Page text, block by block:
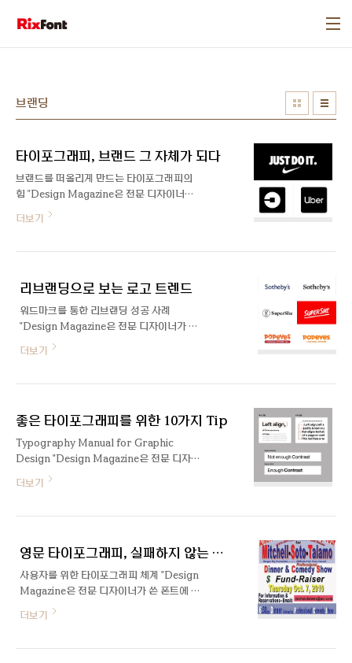
브랜딩
타이포그래피, 브랜드 그 자체가 되다
브랜드를 떠올리게 만드는 타이포그래피의
힘 "Design Magazine은 전문 디자이너가
쓴 폰트에 대한 글을 공유하는 공간입니다"
타이포그래피Typography는 브랜드 아이
랜드들이 각자의 브랜드 성향을 잘 나타낼 수
있는 브랜드 서체 개발에 뛰어들고 있는 것이
브랜드 이미지를 구축한 사례들을 보여드리
고자 합니다. Nike 나이키 가장 성공적인 브
것입니다. 변변한 상점 하나 없이 시작해 이
뒤에 숨은 공로자, Futura 폰트를 소개합니
다. Futu..
더보기
리브랜딩으로 보는 로고 트렌드
워드마크를 통한 리브랜딩 성공 사례
"Design Magazine은 전문 디자이너가 쓴
폰트에 대한 글을 공유하는 공간입니다" 기
업 혹은 브랜드가 빠르게 성장하게 되면 이전
티티를 개발하는 과정을 바로 리브랜딩
업이나 브랜드의 리브랜딩은 매우 큰 비용이
발생하고, 프로젝트의 방향성이 잘못될 경우
기존 브랜드의 팬층이 혼란을 겪거나 거부할
는 작업이기도 합니다. 오늘은 기업과 브랜드
플랫폼인 BrandNew에서 좋은 평가를 받
았던 케이스 12개를 통해 최..
더보기
좋은 타이포그래피를 위한 10가지 Tip
Typography Manual for Graphic
Design "Design Magazine은 전문 디자
이너가 쓴 폰트에 대한 글을 공유하는 공간입
니다" 본글은 유명 디자인 채널인 The
였습니다. 1. 좌측 정렬하기 영문은 정말 특
별한 경우가 아니라면 좌측 정렬(left-
aligned)을 최우선으로 합니다. 이는 영문
자체가 왼쪽에서 오른쪽 방향으로 읽게 디자
인되어 있기 때문입니다. 특히 문단일 경우
르게 따라가지 못하여 읽는 속도가 더뎌질 수
더보기
영문 타이포그래피, 실패하지 않는 법 Part.3
사용자를 위한 타이포그래피 체계 "Design
Magazine은 전문 디자이너가 쓴 폰트에 대
한 글을 공유하는 공간입니다" 텍스트도 체
계가 필요해! 혹시 길을 걷다가 전단지나 포
더보기